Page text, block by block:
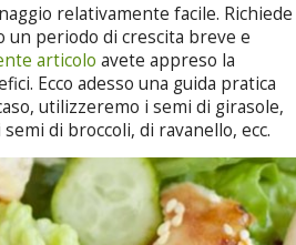
relativamente facile. Richiede
un periodo di crescita breve e
articolo avete appreso la
Ecco adesso una guida pratica
utilizzeremo i semi di girasole,
di broccoli, di ravanello, ecc.